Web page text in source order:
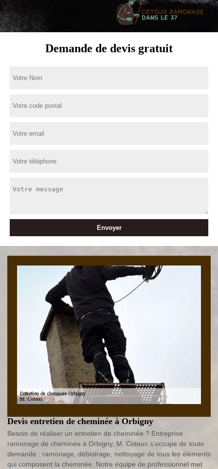
Demande de devis gratuit
Devis entretien de cheminée à Orbigny
Besoin de réaliser un entretien de cheminée ? Entreprise
ramonage de cheminée à Orbigny, M. Coteux s’occupe de toute
demande : ramonage, débistrage, nettoyage de tous les éléments
qui composent la cheminée. Notre équipe de professionnel met